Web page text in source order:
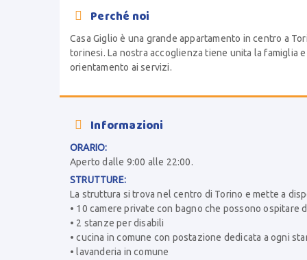
 Perché noi
Casa Giglio è una grande appartamento in centro a
torinesi. La nostra accoglienza tiene unita la famiglia
orientamento ai servizi.
 Informazioni
ORARIO:
Aperto dalle 9:00 alle 22:00.
STRUTTURE:
La struttura si trova nel centro di Torino e mette a
• 10 camere private con bagno che possono ospitare
• 2 stanze per disabili
• cucina in comune con postazione dedicata a ogni
• lavanderia in comune